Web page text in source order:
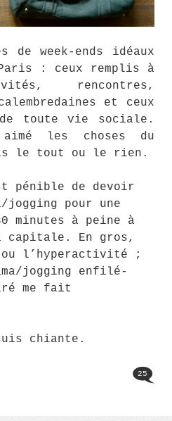
week-ends idéaux
: ceux remplis à
rencontres,
et ceux
toute vie sociale.
les choses du
le tout ou le rien.
pénible de devoir
jogging pour une
minutes à peine à
capitale. En gros,
l’hyperactivité ;
jogging enfilé-
me fait
chiante.
25